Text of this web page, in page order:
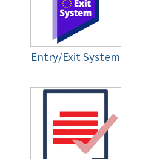
Entry/Exit System